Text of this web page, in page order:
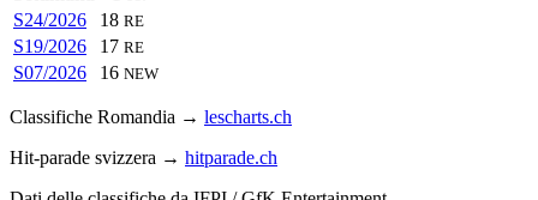
S24/2026
18 RE
S19/2026 17 RE
S07/2026 16 NEW
Classifiche Romandia → lescharts.ch
Hit-parade svizzera → hitparade.ch